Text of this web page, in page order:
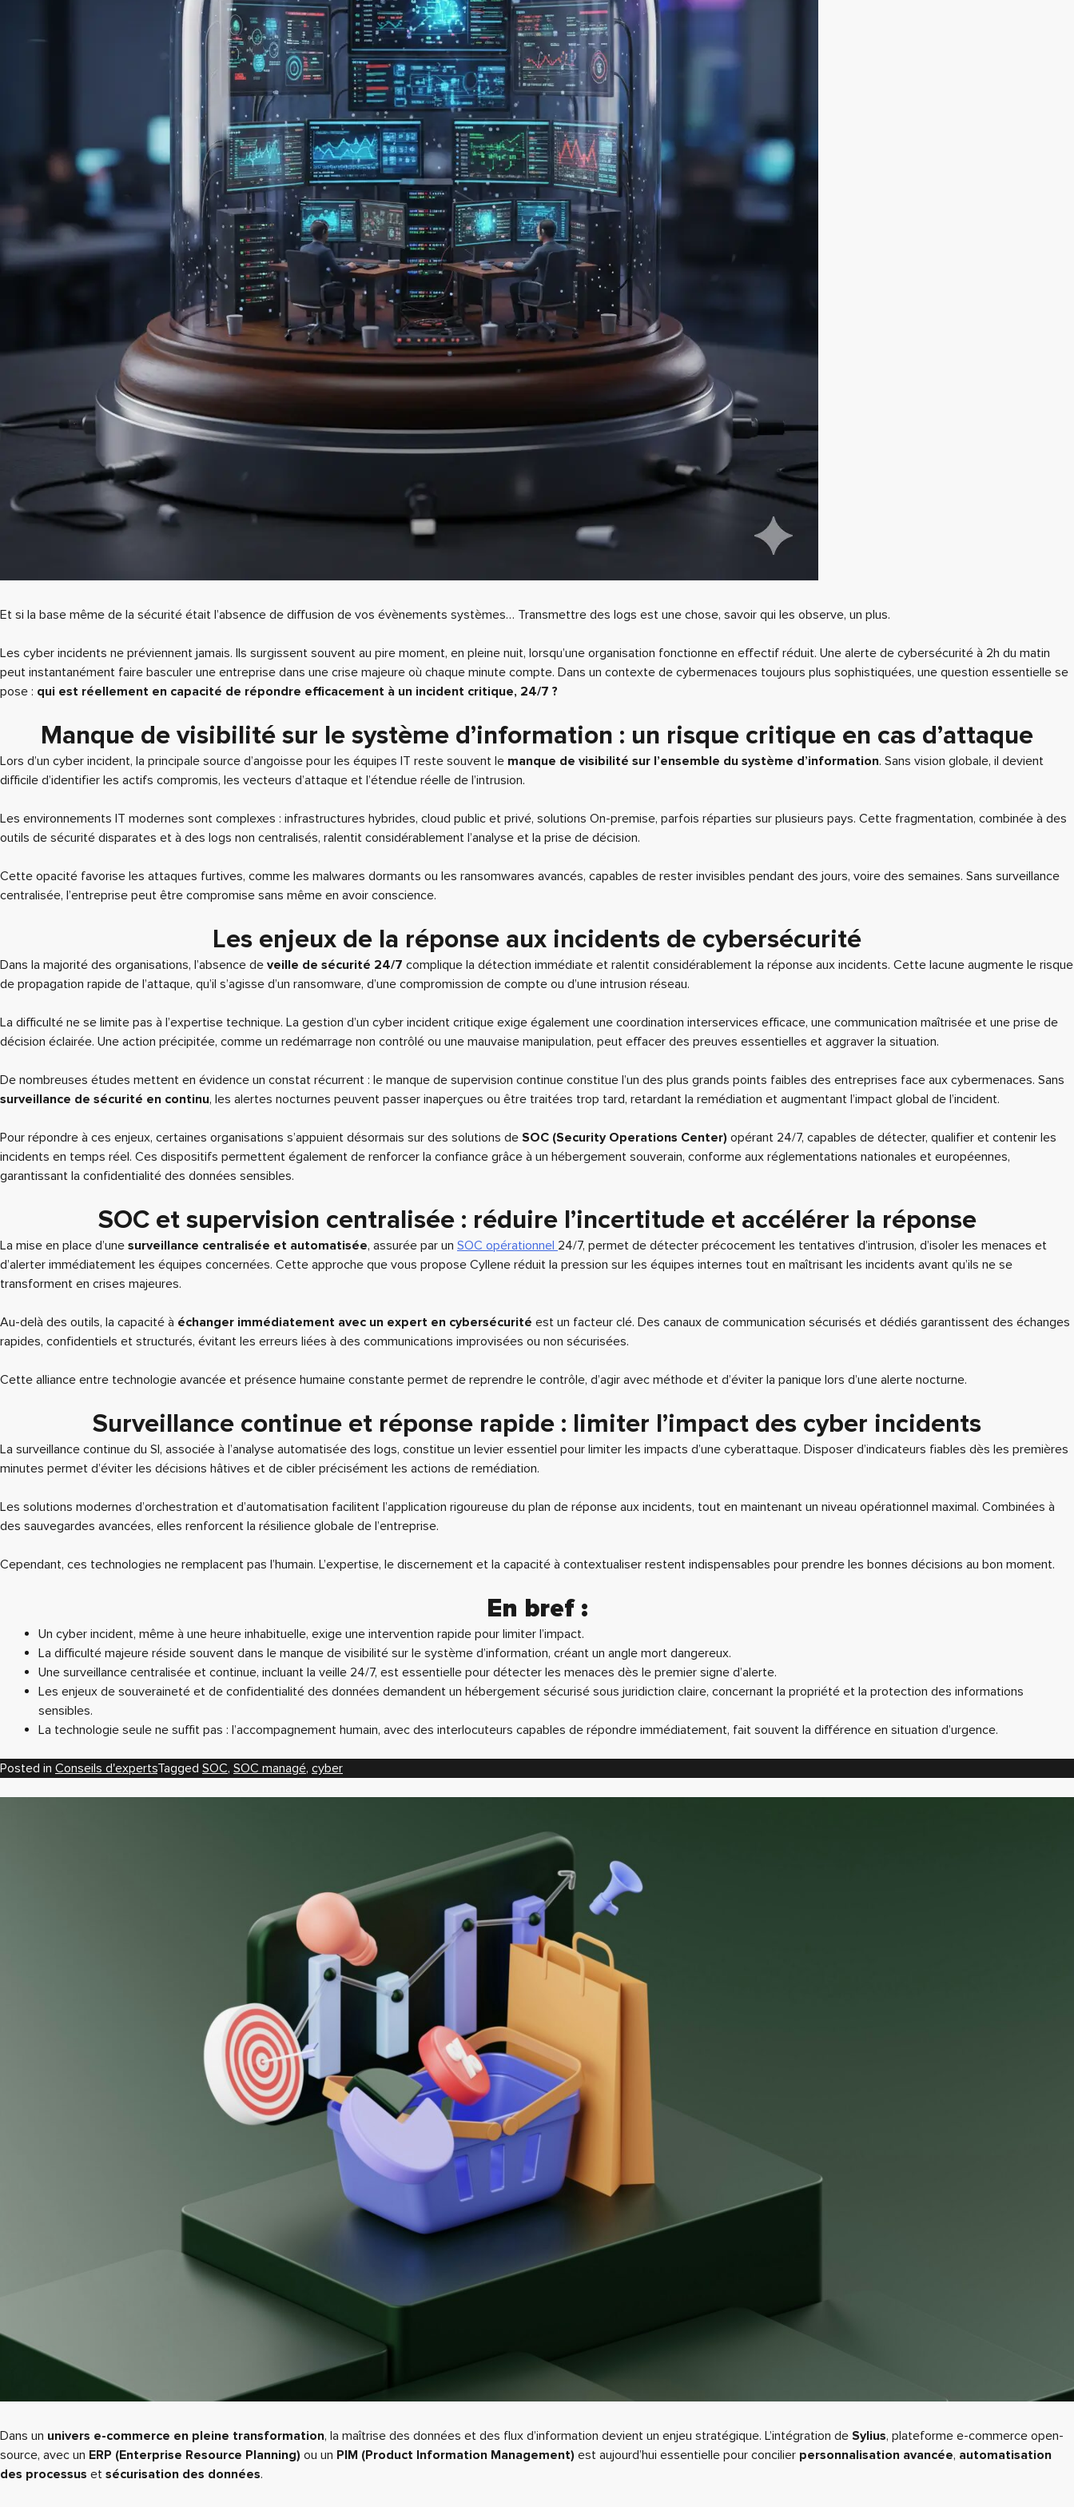
Et si la base même de la sécurité était l’absence de diffusion de vos évènements systèmes… Transmettre des logs est une chose, savoir qui les observe, un plus.
Les cyber incidents ne préviennent jamais. Ils surgissent souvent au pire moment, en pleine nuit, lorsqu’une organisation fonctionne en effectif réduit. Une alerte de cybersécurité à 2h du matin
peut instantanément faire basculer une entreprise dans une crise majeure où chaque minute compte. Dans un contexte de cybermenaces toujours plus sophistiquées, une question essentielle se
pose : qui est réellement en capacité de répondre efficacement à un incident critique, 24/7 ?
Manque de visibilité sur le système d’information : un risque critique en cas d’attaque
Lors d’un cyber incident, la principale source d’angoisse pour les équipes IT reste souvent le manque de visibilité sur l’ensemble du système d’information. Sans vision globale, il devient
difficile d’identifier les actifs compromis, les vecteurs d’attaque et l’étendue réelle de l’intrusion.
Les environnements IT modernes sont complexes : infrastructures hybrides, cloud public et privé, solutions On-premise, parfois réparties sur plusieurs pays. Cette fragmentation, combinée à des
outils de sécurité disparates et à des logs non centralisés, ralentit considérablement l’analyse et la prise de décision.
Cette opacité favorise les attaques furtives, comme les malwares dormants ou les ransomwares avancés, capables de rester invisibles pendant des jours, voire des semaines. Sans surveillance
centralisée, l’entreprise peut être compromise sans même en avoir conscience.
Les enjeux de la réponse aux incidents de cybersécurité
Dans la majorité des organisations, l’absence de veille de sécurité 24/7 complique la détection immédiate et ralentit considérablement la réponse aux incidents. Cette lacune augmente le risque
de propagation rapide de l’attaque, qu’il s’agisse d’un ransomware, d’une compromission de compte ou d’une intrusion réseau.
La difficulté ne se limite pas à l’expertise technique. La gestion d’un cyber incident critique exige également une coordination interservices efficace, une communication maîtrisée et une prise de
décision éclairée. Une action précipitée, comme un redémarrage non contrôlé ou une mauvaise manipulation, peut effacer des preuves essentielles et aggraver la situation.
De nombreuses études mettent en évidence un constat récurrent : le manque de supervision continue constitue l’un des plus grands points faibles des entreprises face aux cybermenaces. Sans
surveillance de sécurité en continu, les alertes nocturnes peuvent passer inaperçues ou être traitées trop tard, retardant la remédiation et augmentant l’impact global de l’incident.
Pour répondre à ces enjeux, certaines organisations s’appuient désormais sur des solutions de SOC (Security Operations Center) opérant 24/7, capables de détecter, qualifier et contenir les
incidents en temps réel. Ces dispositifs permettent également de renforcer la confiance grâce à un hébergement souverain, conforme aux réglementations nationales et européennes,
garantissant la confidentialité des données sensibles.
SOC et supervision centralisée : réduire l’incertitude et accélérer la réponse
La mise en place d’une surveillance centralisée et automatisée, assurée par un SOC opérationnel 24/7, permet de détecter précocement les tentatives d’intrusion, d’isoler les menaces et
d’alerter immédiatement les équipes concernées. Cette approche que vous propose Cyllene réduit la pression sur les équipes internes tout en maîtrisant les incidents avant qu’ils ne se
transforment en crises majeures.
Au-delà des outils, la capacité à échanger immédiatement avec un expert en cybersécurité est un facteur clé. Des canaux de communication sécurisés et dédiés garantissent des échanges
rapides, confidentiels et structurés, évitant les erreurs liées à des communications improvisées ou non sécurisées.
Cette alliance entre technologie avancée et présence humaine constante permet de reprendre le contrôle, d’agir avec méthode et d’éviter la panique lors d’une alerte nocturne.
Surveillance continue et réponse rapide : limiter l’impact des cyber incidents
La surveillance continue du SI, associée à l’analyse automatisée des logs, constitue un levier essentiel pour limiter les impacts d’une cyberattaque. Disposer d’indicateurs fiables dès les premières
minutes permet d’éviter les décisions hâtives et de cibler précisément les actions de remédiation.
Les solutions modernes d’orchestration et d’automatisation facilitent l’application rigoureuse du plan de réponse aux incidents, tout en maintenant un niveau opérationnel maximal. Combinées à
des sauvegardes avancées, elles renforcent la résilience globale de l’entreprise.
Cependant, ces technologies ne remplacent pas l’humain. L’expertise, le discernement et la capacité à contextualiser restent indispensables pour prendre les bonnes décisions au bon moment.
En bref :
Un cyber incident, même à une heure inhabituelle, exige une intervention rapide pour limiter l’impact.
La difficulté majeure réside souvent dans le manque de visibilité sur le système d’information, créant un angle mort dangereux.
Une surveillance centralisée et continue, incluant la veille 24/7, est essentielle pour détecter les menaces dès le premier signe d’alerte.
Les enjeux de souveraineté et de confidentialité des données demandent un hébergement sécurisé sous juridiction claire, concernant la propriété et la protection des informations
sensibles.
La technologie seule ne suffit pas : l’accompagnement humain, avec des interlocuteurs capables de répondre immédiatement, fait souvent la différence en situation d’urgence.
Posted in Conseils d'expertsTagged SOC, SOC managé, cyber
Dans un univers e-commerce en pleine transformation, la maîtrise des données et des flux d’information devient un enjeu stratégique. L’intégration de Sylius, plateforme e-commerce open-
source, avec un ERP (Enterprise Resource Planning) ou un PIM (Product Information Management) est aujourd’hui essentielle pour concilier personnalisation avancée, automatisation
des processus et sécurisation des données.